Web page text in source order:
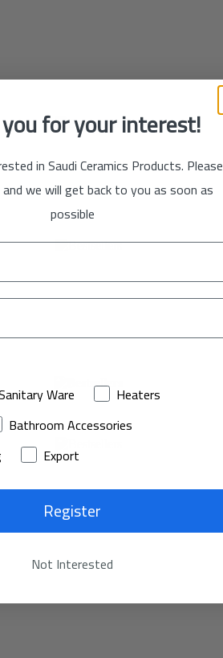
تسوق
الآن
for your interest!
in Saudi Ceramics Products. Please
we will get back to you as soon as
possible
Ware
Heaters
Bathroom Accessories
Export
Register
Not Interested